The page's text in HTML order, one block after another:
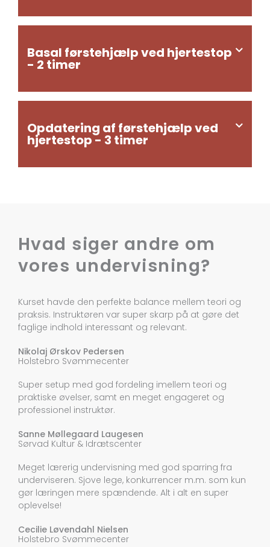
Basal førstehjælp ved hjertestop
- 2 timer
Opdatering af førstehjælp ved
hjertestop - 3 timer
Hvad siger andre om
vores undervisning?
Kurset havde den perfekte balance mellem teori og
praksis. Instruktøren var super skarp på at gøre det
faglige indhold interessant og relevant.
Nikolaj Ørskov Pedersen
Holstebro Svømmecenter
Super setup med god fordeling imellem teori og
praktiske øvelser, samt en meget engageret og
professionel instruktør.
Sanne Møllegaard Laugesen
Sørvad Kultur & Idrætscenter
Meget lærerig undervisning med god sparring fra
underviseren. Sjove lege, konkurrencer m.m. som kun
gør læringen mere spændende. Alt i alt en super
oplevelse!
Cecilie Løvendahl Nielsen
Holstebro Svømmecenter